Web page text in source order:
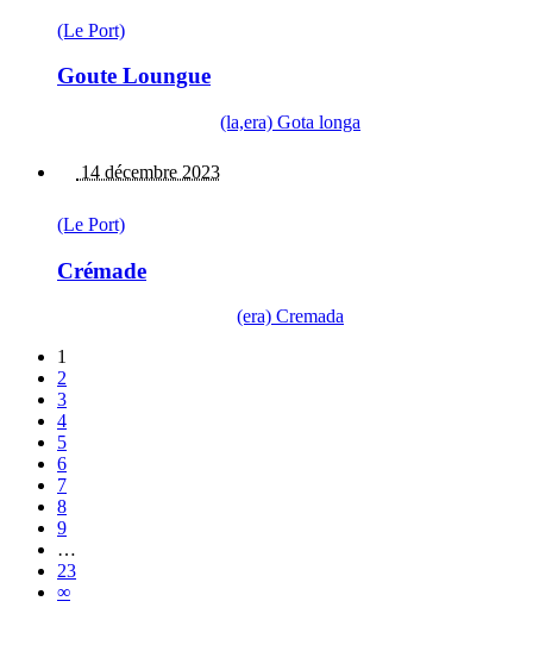
(Le Port)
Goute Loungue
(la,era) Gota longa
14 décembre 2023
(Le Port)
Crémade
(era) Cremada
1
2
3
4
5
6
7
8
9
…
23
∞